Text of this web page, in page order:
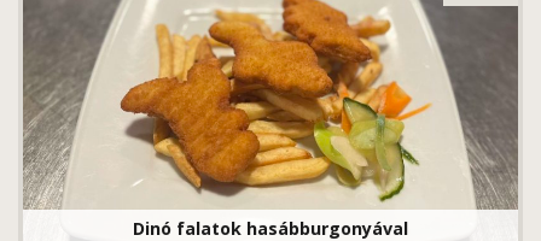
Dinó falatok hasábburgonyával